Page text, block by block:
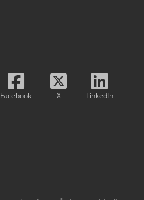
Facebook X LinkedIn